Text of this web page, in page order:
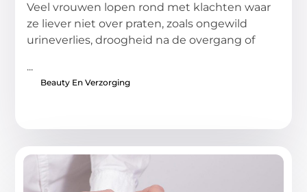
Veel vrouwen lopen rond met klachten waar
ze liever niet over praten, zoals ongewild
urineverlies, droogheid na de overgang of
...
Beauty En Verzorging